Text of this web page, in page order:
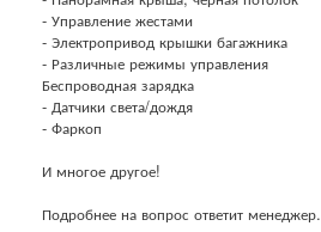
- Управление жестами
- Электропривод крышки багажника
- Различные режимы управления
Беспроводная зарядка
- Датчики света/дождя
- Фаркоп
И многое другое!
Подробнее на вопрос ответит менеджер.